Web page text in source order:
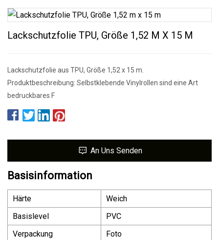
Lackschutzfolie TPU, Größe 1,52 M X 15 M
Lackschutzfolie aus TPU, Größe 1,52 x 15 m.
Produktbeschreibung: Selbstklebende Vinylrollen sind eine Art
bedruckbares F
An Uns Senden
Basisinformation
Härte
Weich
Basislevel
PVC
Verpackung
Foto